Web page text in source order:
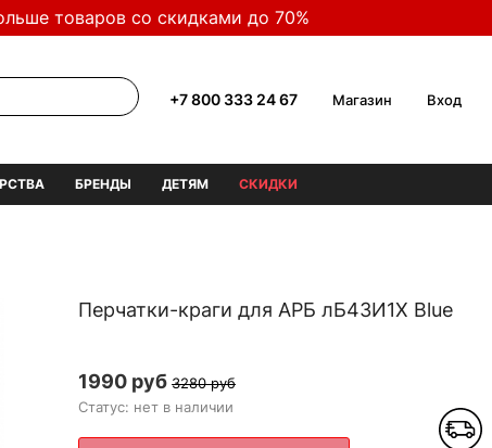
товаров со скидками до 70%
+7 800 333 24 67 Магазин Вход
БРЕНДЫ ДЕТЯМ СКИДКИ
Перчатки-краги для АРБ лБ43И1Х Blue
1990 руб 3280 руб
Статус: нет в наличии